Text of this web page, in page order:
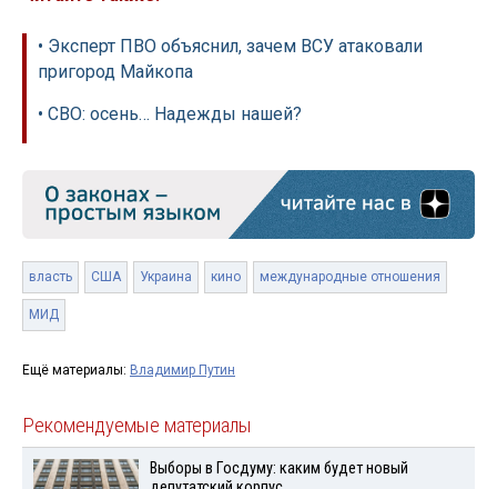
• Эксперт ПВО объяснил, зачем ВСУ атаковали
пригород Майкопа
• СВО: осень… Надежды нашей?
власть США Украина кино международные отношения
МИД
Ещё материалы: Владимир Путин
Рекомендуемые материалы
Выборы в Госдуму: каким будет новый